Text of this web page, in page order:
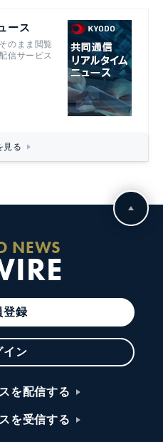
ース
のまま閲覧
信サービス
見る
NEWS
登録
イン
を配信する
を受信する